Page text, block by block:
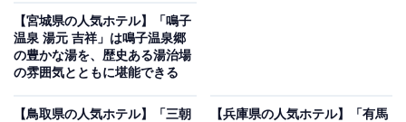
いもの部
【宮城県の人気ホテル】「鳴子
温泉 湯元 吉祥」は鳴子温泉郷
の豊かな湯を、歴史ある湯治場
の雰囲気とともに堪能できる
【鳥取県の人気ホテル】「三朝
【兵庫県の人気ホテル】「有馬